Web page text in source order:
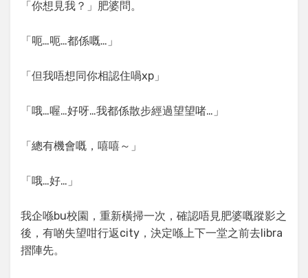
「你想見我？」肥婆問。
「呃…呃…都係嘅…」
「但我唔想同你相認住喎xp」
「哦…喔…好呀…我都係散步經過望望啫…」
「總有機會嘅，嘻嘻～」
「哦…好…」
我企喺bu校園，重新橫掃一次，確認唔見肥婆嘅蹤影之
後，有啲失望咁行返city，決定喺上下一堂之前去libra
摺陣先。